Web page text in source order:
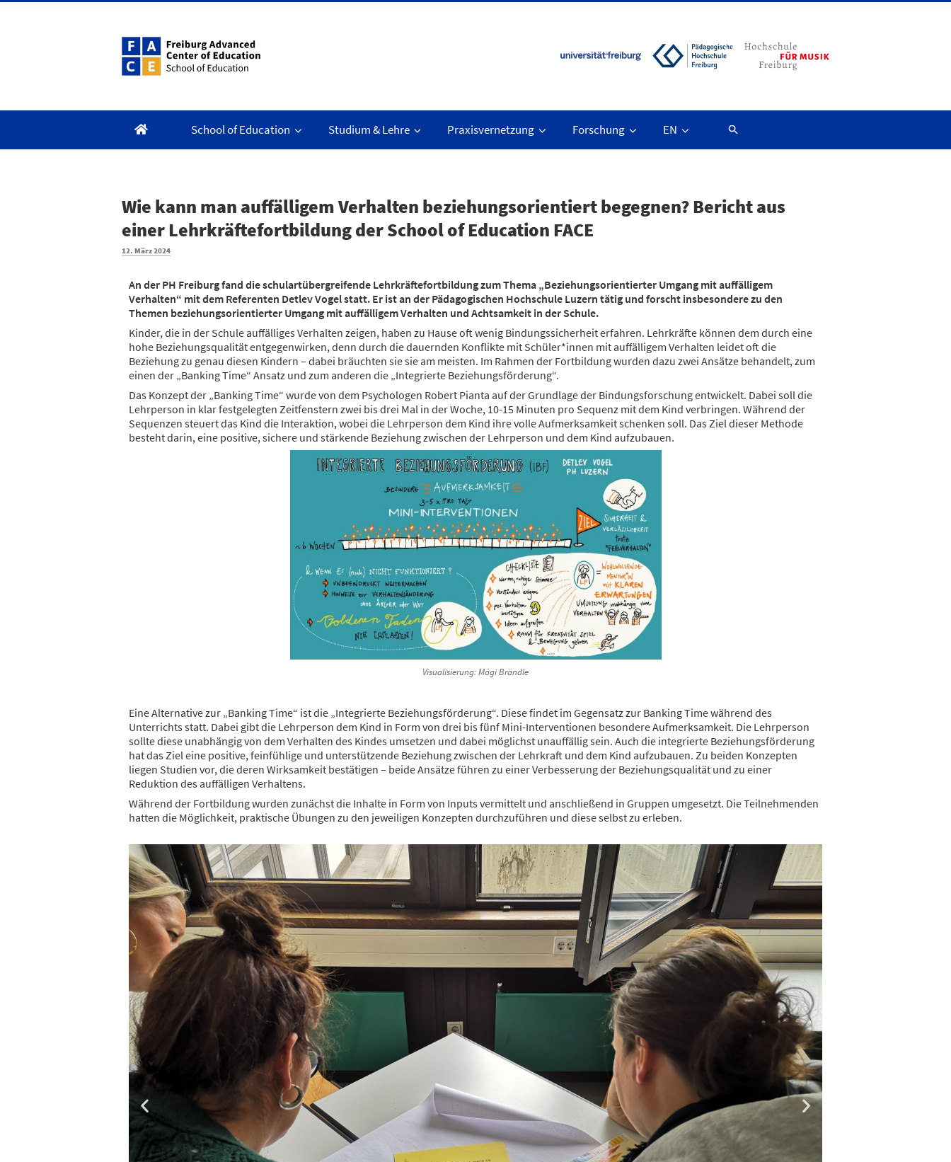
School of Education Studium & Lehre Praxisvernetzung Forschung EN
Wie kann man auffälligem Verhalten beziehungsorientiert begegnen? Bericht aus
einer Lehrkräftefortbildung der School of Education FACE
12. März 2024
An der PH Freiburg fand die schulartübergreifende Lehrkräftefortbildung zum Thema „Beziehungsorientierter Umgang mit auffälligem
Verhalten“ mit dem Referenten Detlev Vogel statt. Er ist an der Pädagogischen Hochschule Luzern tätig und forscht insbesondere zu den
Themen beziehungsorientierter Umgang mit auffälligem Verhalten und Achtsamkeit in der Schule.
Kinder, die in der Schule auffälliges Verhalten zeigen, haben zu Hause oft wenig Bindungssicherheit erfahren. Lehrkräfte können dem durch eine
hohe Beziehungsqualität entgegenwirken, denn durch die dauernden Konflikte mit Schüler*innen mit auffälligem Verhalten leidet oft die
Beziehung zu genau diesen Kindern – dabei bräuchten sie sie am meisten. Im Rahmen der Fortbildung wurden dazu zwei Ansätze behandelt, zum
einen der „Banking Time“ Ansatz und zum anderen die „Integrierte Beziehungsförderung“.
Das Konzept der „Banking Time“ wurde von dem Psychologen Robert Pianta auf der Grundlage der Bindungsforschung entwickelt. Dabei soll die
Lehrperson in klar festgelegten Zeitfenstern zwei bis drei Mal in der Woche, 10-15 Minuten pro Sequenz mit dem Kind verbringen. Während der
Sequenzen steuert das Kind die Interaktion, wobei die Lehrperson dem Kind ihre volle Aufmerksamkeit schenken soll. Das Ziel dieser Methode
besteht darin, eine positive, sichere und stärkende Beziehung zwischen der Lehrperson und dem Kind aufzubauen.
Visualisierung: Mägi Brändle
Eine Alternative zur „Banking Time“ ist die „Integrierte Beziehungsförderung“. Diese findet im Gegensatz zur Banking Time während des
Unterrichts statt. Dabei gibt die Lehrperson dem Kind in Form von drei bis fünf Mini-Interventionen besondere Aufmerksamkeit. Die Lehrperson
sollte diese unabhängig von dem Verhalten des Kindes umsetzen und dabei möglichst unauffällig sein. Auch die integrierte Beziehungsförderung
hat das Ziel eine positive, feinfühlige und unterstützende Beziehung zwischen der Lehrkraft und dem Kind aufzubauen. Zu beiden Konzepten
liegen Studien vor, die deren Wirksamkeit bestätigen – beide Ansätze führen zu einer Verbesserung der Beziehungsqualität und zu einer
Reduktion des auffälligen Verhaltens.
Während der Fortbildung wurden zunächst die Inhalte in Form von Inputs vermittelt und anschließend in Gruppen umgesetzt. Die Teilnehmenden
hatten die Möglichkeit, praktische Übungen zu den jeweiligen Konzepten durchzuführen und diese selbst zu erleben.